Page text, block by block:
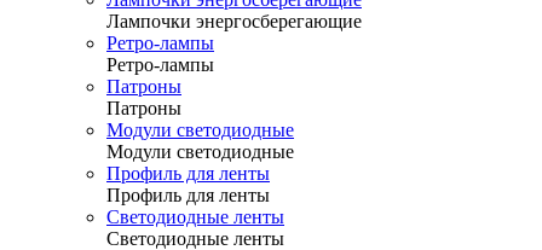
Лампочки энергосберегающие
Ретро-лампы
Ретро-лампы
Патроны
Патроны
Модули светодиодные
Модули светодиодные
Профиль для ленты
Профиль для ленты
Светодиодные ленты
Светодиодные ленты